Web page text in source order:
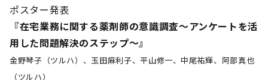
ポスター発表
『在宅業務に関する薬剤師の意識調査～アンケートを活
用した問題解決のステップ～』
金野琴子（ツルハ）、玉田麻利子、平山修一、中尾祐輝、阿部真也
（ツルハ）